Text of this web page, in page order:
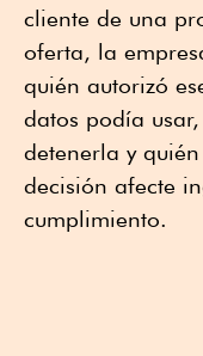
cliente de una
oferta, la
quién autorizó
datos podía
detenerla y
decisión afecte
cumplimiento.